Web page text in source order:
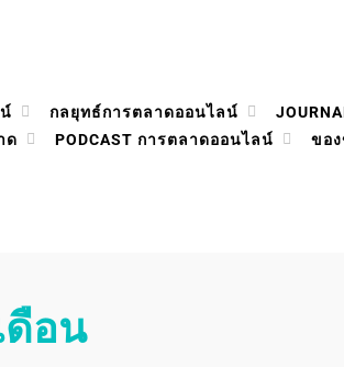
กลยุทธ์การตลาดออนไลน์
ด PODCAST การตลาดออนไลน์ ขอ
ดือน